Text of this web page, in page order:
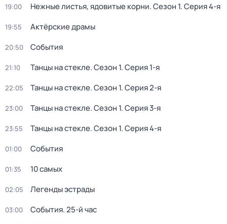
19:00 Нежные листья, ядовитые корни. Сезон 1. Серия 4-я
19:55 Актёрские драмы
20:50 События
21:10 Танцы на стекле. Сезон 1. Серия 1-я
22:05 Танцы на стекле. Сезон 1. Серия 2-я
23:00 Танцы на стекле. Сезон 1. Серия 3-я
23:55 Танцы на стекле. Сезон 1. Серия 4-я
01:00 События
01:35 10 самых
02:05 Легенды эстрады
03:00 События. 25-й час